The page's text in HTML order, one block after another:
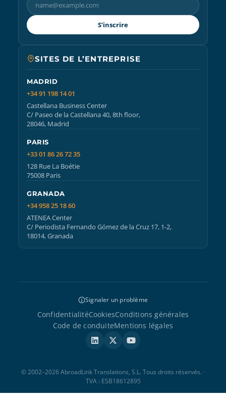
S’inscrire
SITES DE L’ENTREPRISE
MADRID
+34 91 198 14 01
Castellana Business Center
C/ Paseo de la Castellana 40, 8th floor,
28046, Madrid
PARIS
+33 01 86 26 72 35
128 Rue La Boétie
75008 Paris
GRANADA
+34 958 25 18 60
ATENEA Center
C/ Periodista Fernando Gómez de la Cruz 17, 1-2,
18014, Granada
Signaler un problème
ConfidentialitéCookiesConditions générales
Code de conduiteMentions légales
© 2002–2026 AbroadLink Translations, S.L. Tous droits réservés. ·
TVA : ESB18612895